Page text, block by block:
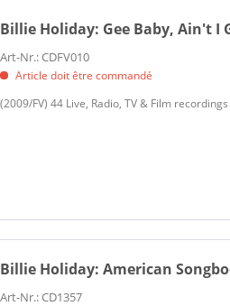
Billie Holiday: Gee Baby, Ain't I
Art-Nr.: CDFV010
Article doit être commandé
(2009/FV) 44 Live, Radio, TV & Film
Billie Holiday:American
Art-Nr.: CD1357